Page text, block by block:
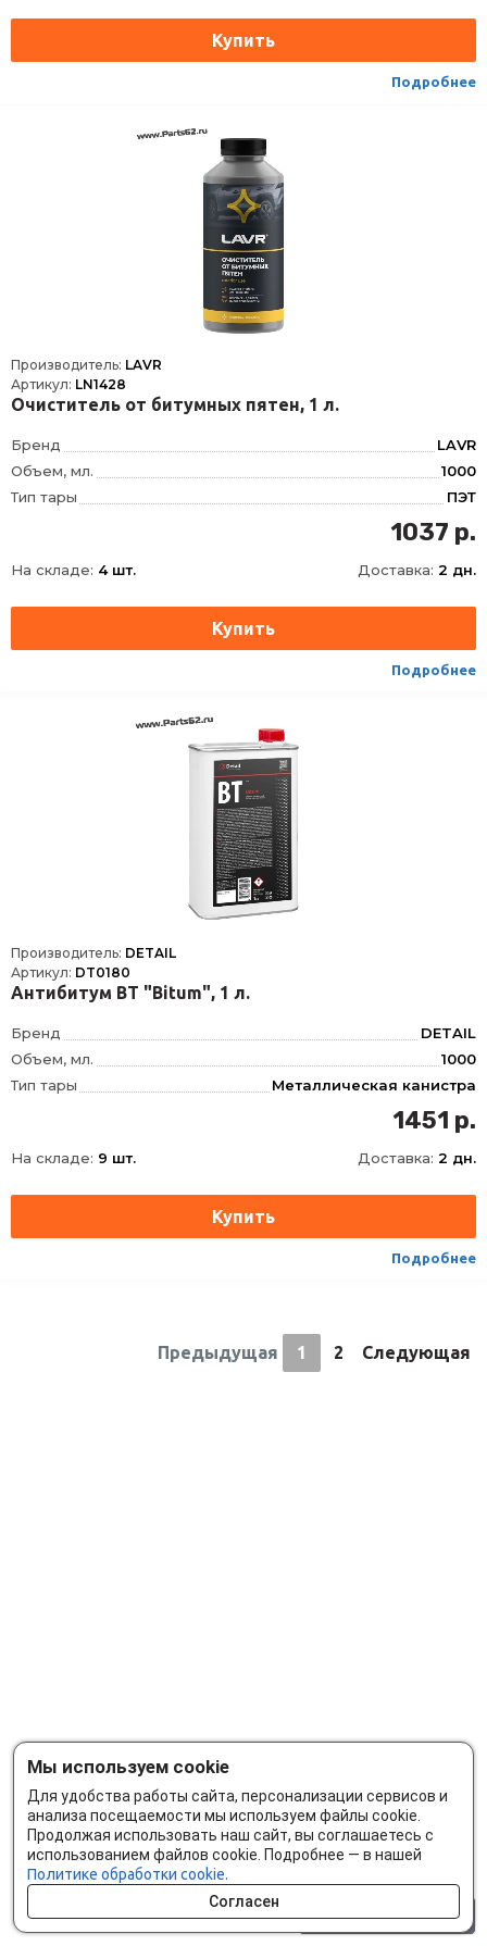
Подробнее
Производитель: LAVR
Артикул: LN1428
Очиститель от битумных пятен, 1 л.
Бренд
LAVR
Объем, мл.
1000
Тип тары
ПЭТ
1037 р.
На складе: 4 шт. Доставка: 2 дн.
Подробнее
Производитель: DETAIL
Артикул: DT0180
Антибитум BT "Bitum", 1 л.
Бренд
DETAIL
Объем, мл.
1000
Тип тары
Металлическая канистра
1451 р.
На складе: 9 шт. Доставка: 2 дн.
Подробнее
Предыдущая 1 2 Следующая
Мы используем cookie
Для удобства работы сайта, персонализации сервисов и
анализа посещаемости мы используем файлы cookie.
Продолжая использовать наш сайт, вы соглашаетесь с
использованием файлов cookie. Подробнее — в нашей
Политике обработки cookie.
Согласен